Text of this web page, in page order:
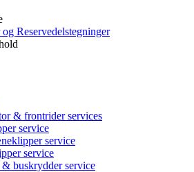
Reservedelstegninger
& frontrider services
service
service
service
buskrydder service